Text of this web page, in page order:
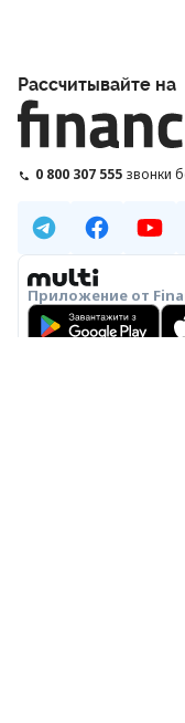
Рассчитывайте на
0 800 307 555 звонки
Приложение от